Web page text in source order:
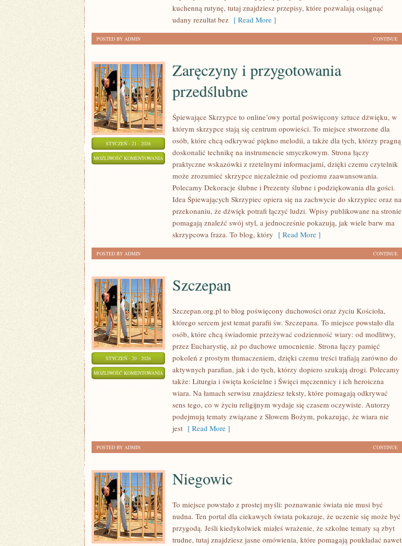
kuchenną rutynę, tutaj znajdziesz przepisy, które pozwalają osiągnąć
udany rezultat bez [ Read More ]
CONTINUE
POSTED BY ADMIN
STYCZEŃ - 21 - 2026
MOŻLIWOŚĆ KOMENTOWANIA
PRZEDŚLUBNE
Zaręczyny i przygotowania
przedślubne
Śpiewające Skrzypce to online’owy portal poświęcony sztuce dźwięku, w
którym skrzypce stają się centrum opowieści. To miejsce stworzone dla
osób, które chcą odkrywać piękno melodii, a także dla tych, którzy pragną
doskonalić technikę na instrumencie smyczkowym. Strona łączy
praktyczne wskazówki z rzetelnymi informacjami, dzięki czemu czytelnik
może zrozumieć skrzypce niezależnie od poziomu zaawansowania.
Polecamy Dekoracje ślubne i Prezenty ślubne i podziękowania dla gości.
Idea Śpiewających Skrzypiec opiera się na zachwycie do skrzypiec oraz na
przekonaniu, że dźwięk potrafi łączyć ludzi. Wpisy publikowane na stronie
pomagają znaleźć swój styl, a jednocześnie pokazują, jak wiele barw ma
skrzypcowa fraza. To blog, który [ Read More ]
CONTINUE
POSTED BY ADMIN
STYCZEŃ - 20 - 2026
MOŻLIWOŚĆ KOMENTOWANIA SZCZEPAN
Szczepan
Szczepan.org.pl to blog poświęcony duchowości oraz życiu Kościoła,
którego sercem jest temat parafii św. Szczepana. To miejsce powstało dla
osób, które chcą świadomie przeżywać codzienność wiary: od modlitwy,
przez Eucharystię, aż po duchowe umocnienie. Strona łączy pamięć
pokoleń z prostym tłumaczeniem, dzięki czemu treści trafiają zarówno do
aktywnych parafian, jak i do tych, którzy dopiero szukają drogi. Polecamy
także: Liturgia i święta kościelne i Święci męczennicy i ich heroiczna
wiara. Na łamach serwisu znajdziesz teksty, które pomagają odkrywać
sens tego, co w życiu religijnym wydaje się czasem oczywiste. Autorzy
podejmują tematy związane z Słowem Bożym, pokazując, że wiara nie
jest [ Read More ]
CONTINUE
POSTED BY ADMIN
Niegowic
To miejsce powstało z prostej myśli: poznawanie świata nie musi być
nudna. Ten portal dla ciekawych świata pokazuje, że uczenie się może być
przygodą. Jeśli kiedykolwiek miałeś wrażenie, że szkolne tematy są zbyt
trudne, tutaj znajdziesz jasne omówienia, które pomagają poukładać nawet